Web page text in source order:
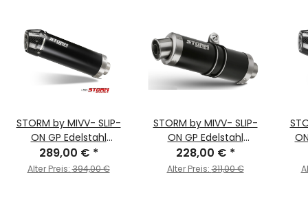
STORM by MIVV- SLIP-
ON GP Edelstahl
schwarz mit
Carbonendkappe für
289,00 € *
Alter Preis:394,00 €
STORM by MIVV- SLIP-
ON GP Edelstahl
Schwarz für YAMAHA
YZF 1000 R1 Bj. 2002 >
228,00 € *
Alter Preis:311,00 €